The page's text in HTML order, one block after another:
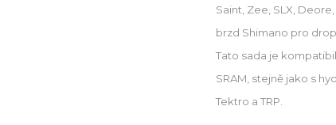
Saint, Zee, SLX,
brzd Shimano pro drop
Tato sada je
SRAM, stejně jako s
Tektro a TRP.